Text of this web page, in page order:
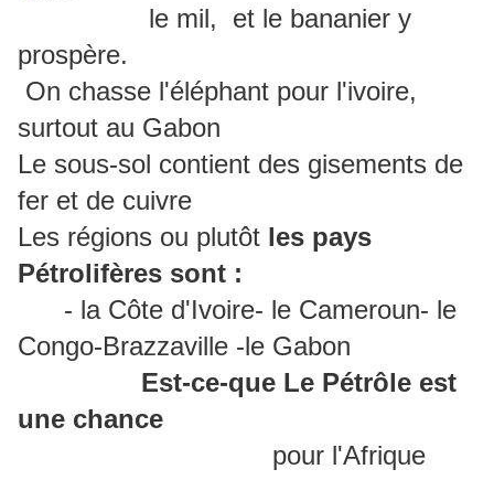
le mil, et le bananier y
prospère.
On chasse l'éléphant pour l'ivoire,
surtout au Gabon
Le sous-sol contient des gisements de
fer et de cuivre
Les régions ou plutôt les pays
Pétrolifères sont :
- la Côte d'Ivoire- le Cameroun- le
Congo-Brazzaville -le Gabon
Est-ce-que Le Pétrôle est
une chance
pour l'Afrique